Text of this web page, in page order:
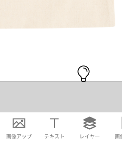
画像アップ テキスト レイヤー 画